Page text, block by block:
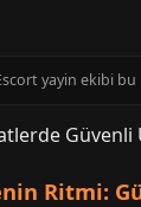
yayin ekibi
Ritmi: